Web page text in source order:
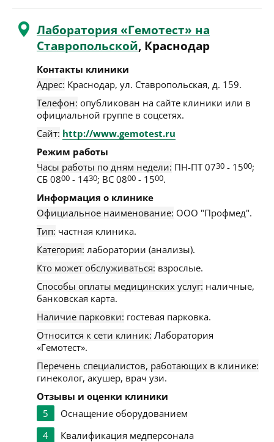
Лаборатория «Гемотест» на
Ставропольской, Краснодар
Контакты клиники
Адрес: Краснодар, ул. Ставропольская, д. 159.
Телефон: опубликован на сайте клиники или в
официальной группе в соцсетях.
Сайт: http://www.gemotest.ru
Режим работы
Часы работы по дням недели: ПН-ПТ 0730 - 1500;
СБ 0800 - 1430; ВС 0800 - 1500.
Информация о клинике
Официальное наименование: ООО "Профмед".
Тип: частная клиника.
Категория: лаборатории (анализы).
Кто может обслуживаться: взрослые.
Способы оплаты медицинских услуг: наличные,
банковская карта.
Наличие парковки: гостевая парковка.
Относится к сети клиник: Лаборатория
«Гемотест».
Перечень специалистов, работающих в клинике:
гинеколог, акушер, врач узи.
Отзывы и оценки клиники
5
Оснащение оборудованием
4
Квалификация медперсонала